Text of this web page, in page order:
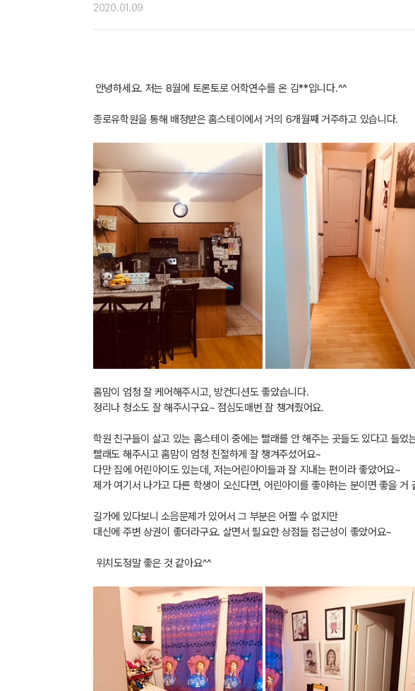
2020.01.09
안녕하세요. 저는 8월에 토론토로 어학연수를 온 김**입니다.^^
종로유학원을 통해 배정받은 홈스테이에서 거의 6개월째 거주하고 있습니다.
홈맘이 엄청 잘 케어해주시고, 방컨디션도 좋았습니다.
정리나 청소도 잘 해주시구요~ 점심도매번 잘 챙겨줬어요.
학원 친구들이 살고 있는 홈스테이 중에는 빨래를 안 해주는 곳들도 있다고 들었
빨래도 해주시고 홈맘이 엄청 친절하게 잘 챙겨주셨어요~
다만 집에 어린아이도 있는데 , 저는어린아이들과 잘 지내는 편이라 좋았어요~
제가 여기서 나가고 다른 학생이 오신다면, 어린아이를 좋아하는 분이면 좋을 거
길가에 있다보니 소음문제가 있어서 그 부분은 어쩔 수 없지만
대신에 주변 상권이 좋더라구요. 살면서 필요한 상점들 접근성이 좋았어요~
위치도정말 좋은 것 같아요^^